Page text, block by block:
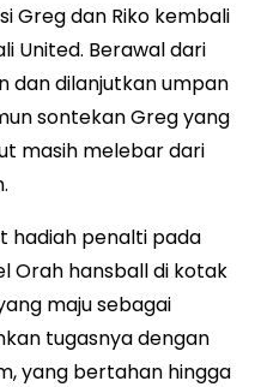
Greg dan Riko kembali
United. Berawal dari
dan dilanjutkan umpan
sontekan Greg yang
masih melebar dari
hadiah penalti pada
Orah hansball di kotak
maju sebagai
tugasnya dengan
yang bertahan hingga